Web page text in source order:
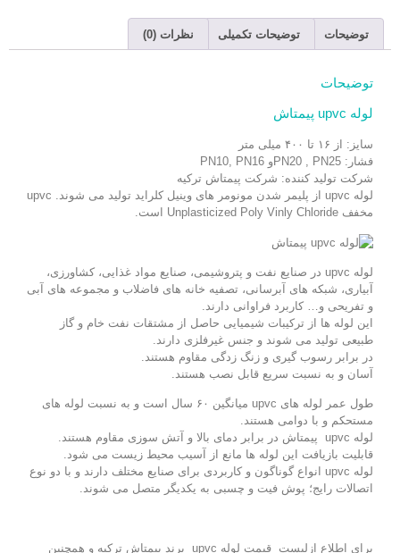
توضیحات توضیحات تکمیلی نظرات (0)
توضیحات
لوله upvc پیمتاش
سایز: از ۱۶ تا ۴۰۰ میلی متر
فشار: PN20 , PN25و PN10, PN16
شرکت تولید کننده: شرکت پیمتاش ترکیه
لوله upvc از پلیمر شدن مونومر های وینیل کلراید تولید می شوند. upvc
مخفف Unplasticized Poly Vinly Chloride است.
لوله upvc در صنایع نفت و پتروشیمی، صنایع مواد غذایی، کشاورزی،
آبیاری، شبکه های آبرسانی، تصفیه خانه های فاضلاب و مجموعه های آبی
و تفریحی و… کاربرد فراوانی دارند.
این لوله ها از ترکیبات شیمیایی حاصل از مشتقات نفت خام و گاز
طبیعی تولید می شوند و جنس غیرفلزی دارند.
در برابر رسوب گیری و زنگ زدگی مقاوم هستند.
آسان و به نسبت سریع قابل نصب هستند.
طول عمر لوله های upvc میانگین ۶۰ سال است و به نسبت لوله های
مستحکم و با دوامی هستند.
لوله upvc پیمتاش در برابر دمای بالا و آتش سوزی مقاوم هستند.
قابلیت بازیافت این لوله ها مانع از آسیب محیط زیست می شود.
لوله upvc انواع گوناگون و کاربردی برای صنایع مختلف دارند و با دو نوع
اتصالات رایج؛ پوش فیت و چسبی به یکدیگر متصل می شوند.
برای اطلاع از لیست قیمت
لوله upvc برند پیمتاش ترکیه و همچنین